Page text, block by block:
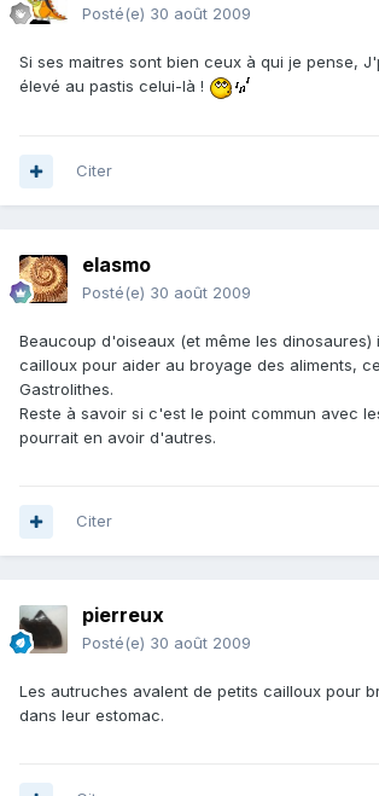
Posté(e) 30 août 2009
Si ses maitres sont bien ceux à qui je pense,
élevé au pastis celui-là !
Citer
elasmo
Posté(e) 30 août 2009
Beaucoup d'oiseaux (et même les dinosaures)
cailloux pour aider au broyage des aliments,
Gastrolithes.
Reste à savoir si c'est le point commun avec
pourrait en avoir d'autres.
Citer
pierreux
Posté(e) 30 août 2009
Les autruches avalent de petits cailloux pour
dans leur estomac.